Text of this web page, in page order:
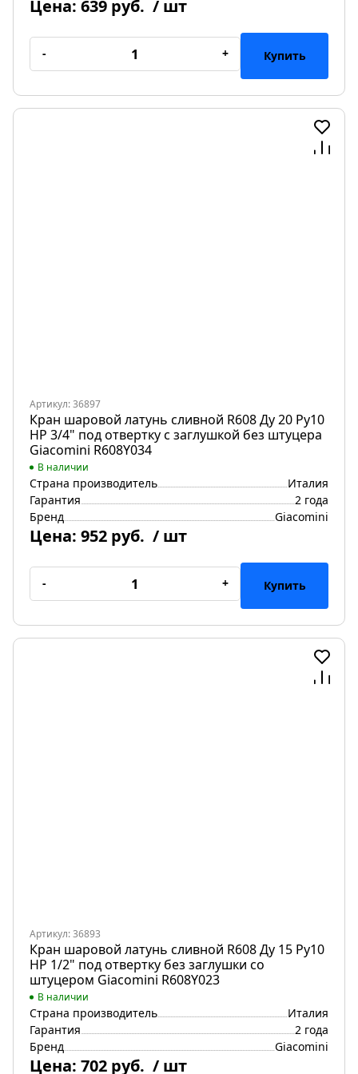
Цена: 639 руб. / шт
- + Купить
Артикул: 36897
Кран шаровой латунь сливной R608 Ду 20 Ру10
НР 3/4" под отвертку с заглушкой без штуцера
Giacomini R608Y034
В наличии
Страна производитель
Италия
Гарантия
2 года
Бренд
Giacomini
Цена: 952 руб. / шт
- + Купить
Артикул: 36893
Кран шаровой латунь сливной R608 Ду 15 Ру10
НР 1/2" под отвертку без заглушки со
штуцером Giacomini R608Y023
В наличии
Страна производитель
Италия
Гарантия
2 года
Бренд
Giacomini
Цена: 702 руб. / шт